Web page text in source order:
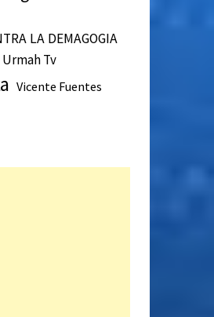
LA DEMAGOGIA
Urmah Tv
Vicente Fuentes